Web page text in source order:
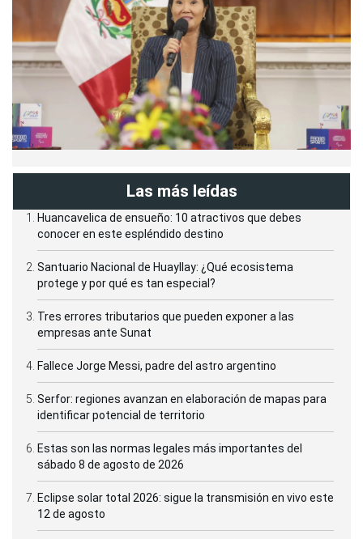
Las más leídas
Huancavelica de ensueño: 10 atractivos que debes
conocer en este espléndido destino
Santuario Nacional de Huayllay: ¿Qué ecosistema
protege y por qué es tan especial?
Tres errores tributarios que pueden exponer a las
empresas ante Sunat
Fallece Jorge Messi, padre del astro argentino
Serfor: regiones avanzan en elaboración de mapas para
identificar potencial de territorio
Estas son las normas legales más importantes del
sábado 8 de agosto de 2026
Eclipse solar total 2026: sigue la transmisión en vivo este
12 de agosto